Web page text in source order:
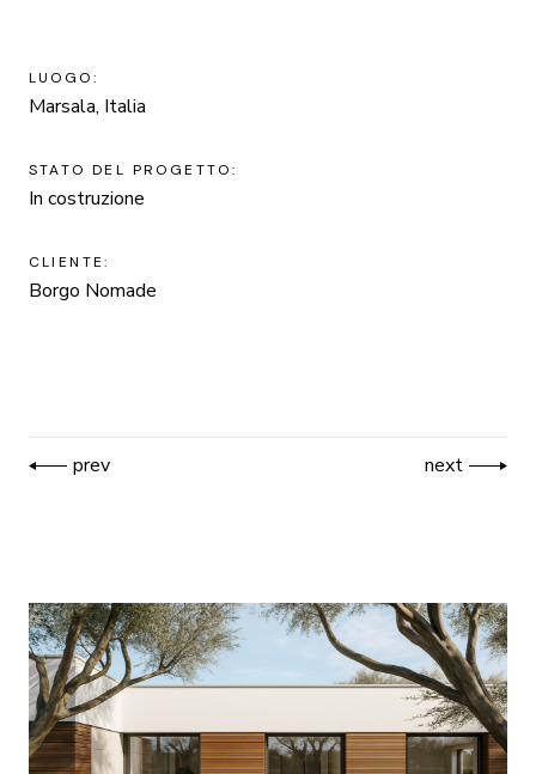
LUOGO:
Marsala, Italia
STATO DEL PROGETTO:
In costruzione
CLIENTE:
Borgo Nomade
prev next